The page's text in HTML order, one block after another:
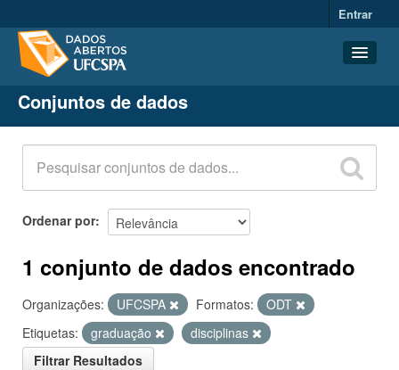
Entrar
Conjuntos de dados
Organizações
Grupos
Sobre
Conjuntos de dados
Ordenar por
1 conjunto de dados encontrado
Organizações: UFCSPA Formatos:
ODT
Etiquetas:
graduação
disciplinas
Filtrar Resultados